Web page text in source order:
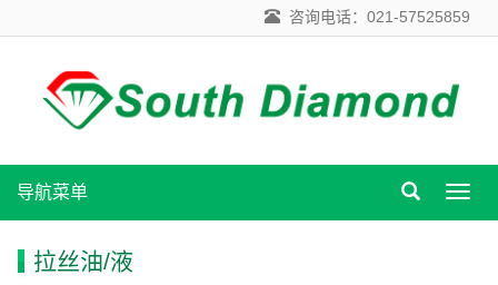
咨询电话：021-57525859
导
航
导航菜单
拉丝油/液